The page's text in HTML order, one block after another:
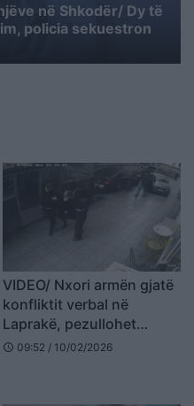
në Shkodër/ Dy të
policia sekuestron
VIDEO/ Nxori armën gjatë
konfliktit verbal në
Laprakë, pezullohet
efektivi i policisë (EMRI)
schedule 09:52 / 10/02/2026